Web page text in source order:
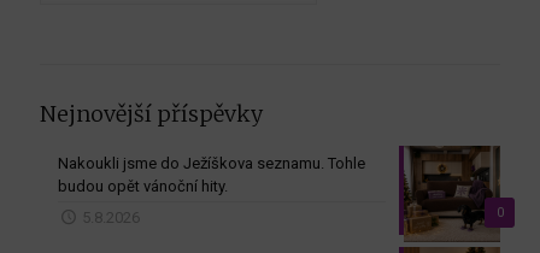
Nejnovější příspěvky
0
Nakoukli jsme do Ježíškova seznamu. Tohle
budou opět vánoční hity.
5.8.2026